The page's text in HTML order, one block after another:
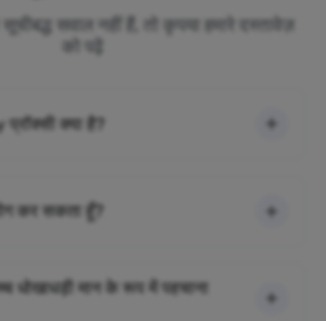
सवाल नहीं हैं, तो कृपया हमारे दस्तावेज़
को पढ़ें
क्या है?
कर सकता हूँ?
धोखाधड़ी मान के रूप में पहचाना